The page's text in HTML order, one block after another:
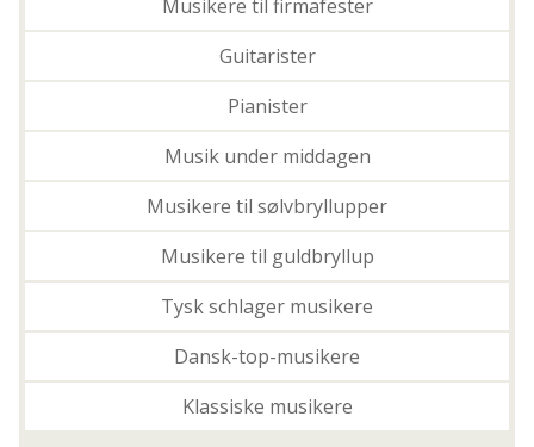
Musikere til firmafester
Guitarister
Pianister
Musik under middagen
Musikere til sølvbryllupper
Musikere til guldbryllup
Tysk schlager musikere
Dansk-top-musikere
Klassiske musikere